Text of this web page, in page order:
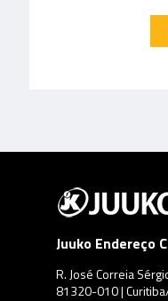
Juuko Endereço
R. José Correia
81320-010 |